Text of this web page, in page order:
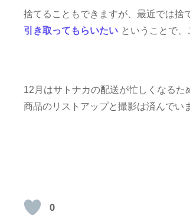
捨てることもできますが、最近では捨
引き取ってもらいたい ということで
12月はサトナカの配送が忙しくなる
商品のリストアップと撮影は済んでい
0